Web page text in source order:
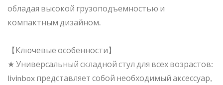
обладая высокой грузоподъемностью и
компактным дизайном.
【Ключевые особенности】
★ Универсальный складной стул для всех возрастов:
livinbox представляет собой необходимый аксессуар,